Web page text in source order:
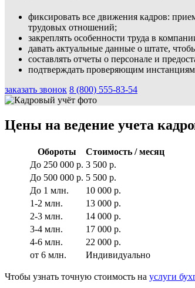
фиксировать все движения кадров:
трудовых отношений;
закреплять особенности труда в
давать актуальные данные о штате,
составлять отчеты о персонале и
подтверждать проверяющим
заказать звонок 8 (800) 555-83-54
Цены на ведение учета
Обороты
Стоимость / месяц
До 250 000 р. 3 500 р.
До 500 000 р. 5 500 р.
До 1 млн.
10 000 р.
1-2 млн.
13 000 р.
2-3 млн.
14 000 р.
3-4 млн.
17 000 р.
4-6 млн.
22 000 р.
от 6 млн.
Индивидуально
Чтобы узнать точную стоимость на услуги